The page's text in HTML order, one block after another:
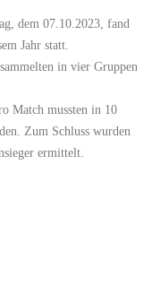
dem 07.10.2023, fand
Jahr statt.
in vier Gruppen
Match mussten in 10
Zum Schluss wurden
ermittelt.